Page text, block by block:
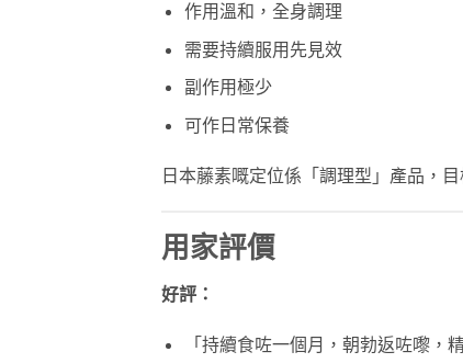
作用溫和，全身調理
需要持續服用先見效
副作用極少
可作日常保養
日本藤素嘅定位係「調理型」產品，
用家評價
好評：
「持續食咗一個月，朝勃返咗嚟，